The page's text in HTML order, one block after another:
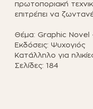
πρωτοποριακή
επιτρέπει να
Θέμα: Graphic Novel
Εκδόσεις: Ψυχογιός
Κατάλληλο για
Σελίδες: 184